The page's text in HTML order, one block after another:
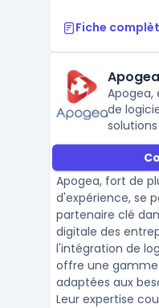
Fiche
Apogea
Apogea,
de
solutions
Apogea, fort de
d'expérience, se
partenaire clé
digitale des
l'intégration de
offre une
adaptées aux
Leur expertise